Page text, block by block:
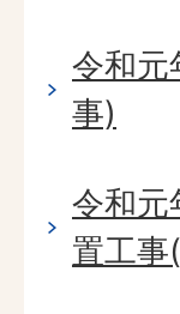
令和元
事)
令和元
置工